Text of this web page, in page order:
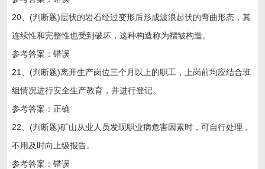
20、(判断题)层状的岩石经过变形后形成波浪起伏的弯曲形态，其
连续性和完整性也受到破坏，这种构造称为褶皱构造。
参考答案：错误
21、(判断题)离开生产岗位三个月以上的职工，上岗前均应结合班
组情况进行安全生产教育，并进行登记。
参考答案：正确
22、(判断题)矿山从业人员发现职业病危害因素时，可自行处理，
不用及时向上级报告。
参考答案：错误